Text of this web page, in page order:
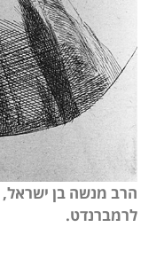
הרב מנשה בן ישראל,
לרמברנדט.